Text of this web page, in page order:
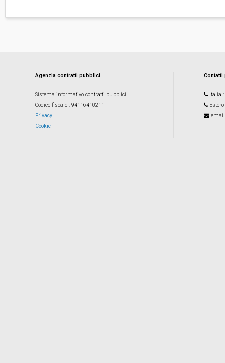
Agenzia contratti pubblici
Sistema informativo contratti pubblici
Codice fiscale : 94116410211
Privacy
Cookie
Italia
Estero
email